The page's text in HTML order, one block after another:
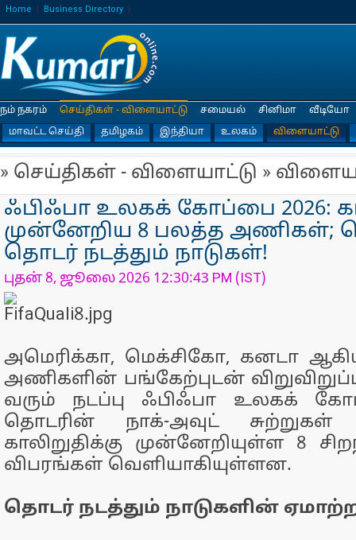
Home Business Directory
நம் நகரம்
செய்திகள் - விளையாட்டு
மாவட்ட செய்தி
தமிழகம் இந்தியா உலகம் விளையாட்டு
சமையல் சினிமா வீடியோ
» செய்திகள் - விளையாட்டு »
ஃபிஃபா உலகக் கோப்பை 2026:
முன்னேறிய 8 பலத்த அணிகள்;
தொடர் நடத்தும் நாடுகள்!
புதன் 8, ஜூலை 2026 12:30:43 PM (IST)
அமெரிக்கா, மெக்சிகோ, கனடா
அணிகளின் பங்கேற்புடன்
வரும் நடப்பு ஃபிஃபா உலகக்
தொடரின் நாக்-அவுட் சுற்றுகள்
காலிறுதிக்கு முன்னேறியுள்ள 8
விபரங்கள் வெளியாகியுள்ளன.
தொடர் நடத்தும் நாடுகளின்